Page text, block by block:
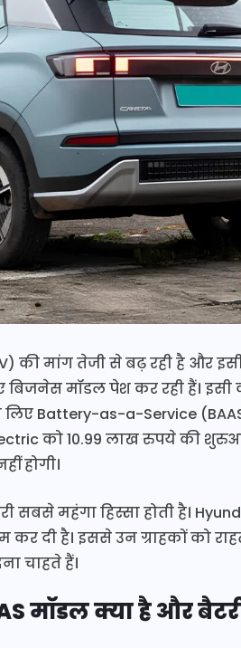
की मांग तेजी से बढ़ रही है और
मॉडल पेश कर रही हैं। इसी
Battery-as-a-Service
को 10.99 लाख रुपये की
होगी।
महंगा हिस्सा होती है।
दी है। इससे उन ग्राहकों को
चाहते हैं।
मॉडल क्या है और